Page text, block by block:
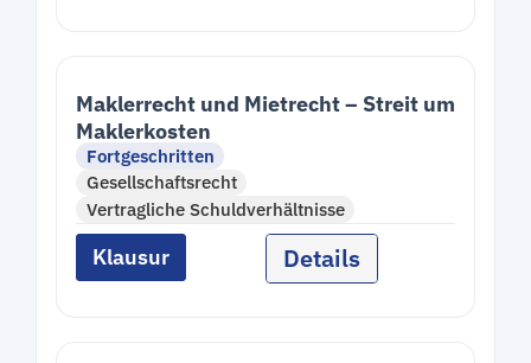
Maklerrecht und Mietrecht – Streit um
Maklerkosten
Fortgeschritten
Gesellschaftsrecht
Vertragliche Schuldverhältnisse
Klausur Details